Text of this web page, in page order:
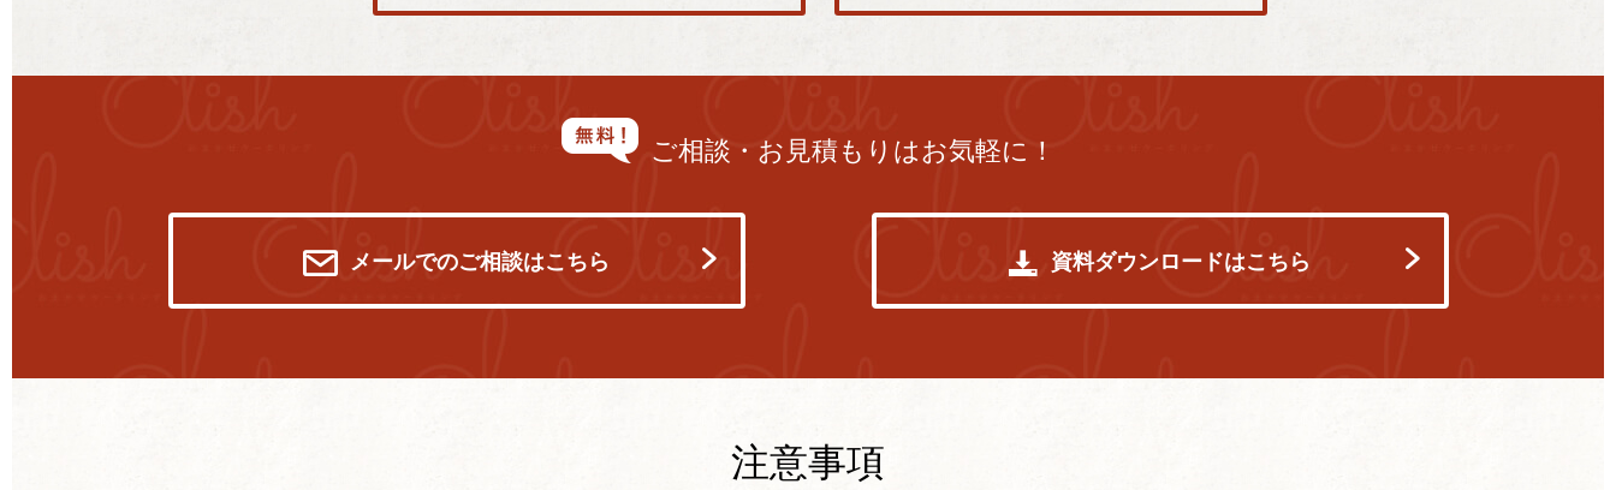
ご相談・お見積もりはお気軽に！
メールでのご相談はこちら 資料ダウンロードはこちら
注意事項